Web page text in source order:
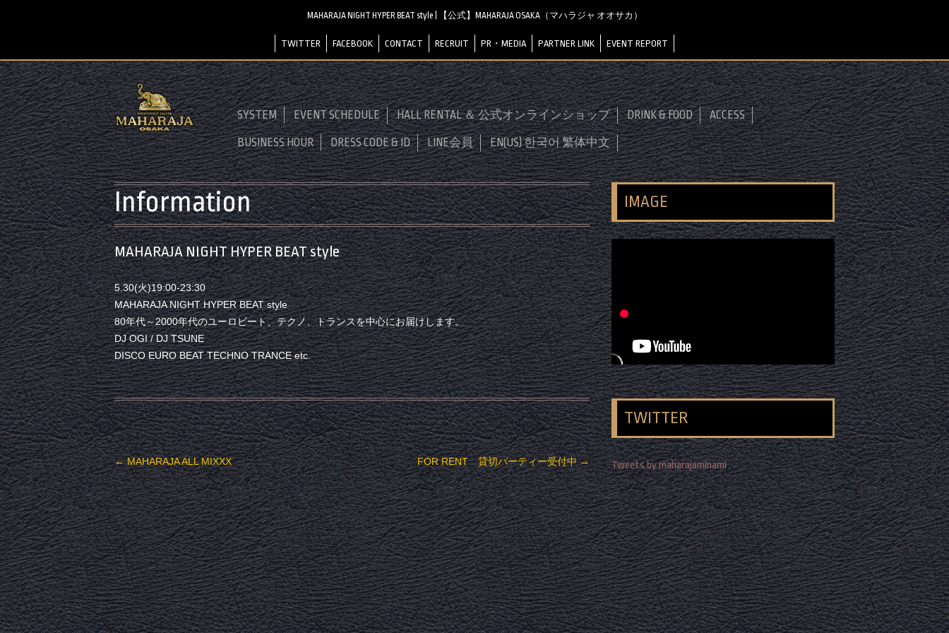
MAHARAJA NIGHT HYPER BEAT style | 【公式】MAHARAJA OSAKA（マハラジャ オオサカ）
TWITTER FACEBOOK CONTACT RECRUIT PR・MEDIA PARTNER LINK EVENT REPORT
SYSTEM EVENT SCHEDULE HALL RENTAL ＆ 公式オンラインショップ DRINK & FOOD ACCESS
BUSINESS HOUR DRESS CODE & ID LINE会員 EN(US) 한국어 繁体中文
Information
MAHARAJA NIGHT HYPER BEAT style
5.30(火)19:00-23:30
MAHARAJA NIGHT HYPER BEAT style
80年代～2000年代のユーロビート、テクノ、トランスを中心にお届けします。
DJ OGI / DJ TSUNE
DISCO EURO BEAT TECHNO TRANCE etc.
投稿ナビゲーション
←MAHARAJA ALL MIXXX FOR RENT 貸切パーティー受付中→
IMAGE
TWITTER
Tweets by maharajaminami